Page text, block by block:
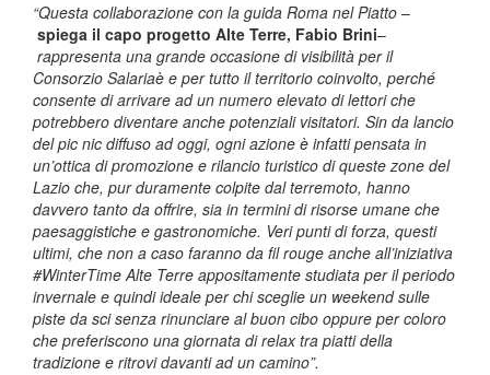
“Questa collaborazione con la guida Roma nel Piatto –
spiega il capo progetto Alte Terre, Fabio Brini–
rappresenta una grande occasione di visibilità per il
Consorzio Salariaè e per tutto il territorio coinvolto, perché
consente di arrivare ad un numero elevato di lettori che
potrebbero diventare anche potenziali visitatori. Sin da lancio
del pic nic diffuso ad oggi, ogni azione è infatti pensata in
un’ottica di promozione e rilancio turistico di queste zone del
Lazio che, pur duramente colpite dal terremoto, hanno
davvero tanto da offrire, sia in termini di risorse umane che
paesaggistiche e gastronomiche. Veri punti di forza, questi
ultimi, che non a caso faranno da fil rouge anche all’iniziativa
#WinterTime Alte Terre appositamente studiata per il periodo
invernale e quindi ideale per chi sceglie un weekend sulle
piste da sci senza rinunciare al buon cibo oppure per coloro
che preferiscono una giornata di relax tra piatti della
tradizione e ritrovi davanti ad un camino”.